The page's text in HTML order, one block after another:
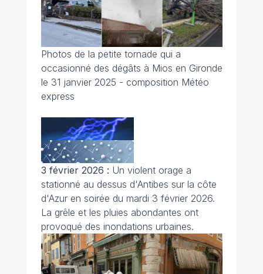
Photos de la petite tornade qui a
occasionné des dégâts à Mios en Gironde
le 31 janvier 2025 - composition Météo
express
3 février 2026 : Un violent orage a
stationné au dessus d'Antibes sur la côte
d'Azur en soirée du mardi 3 février 2026.
La grêle et les pluies abondantes ont
provoqué des inondations urbaines.